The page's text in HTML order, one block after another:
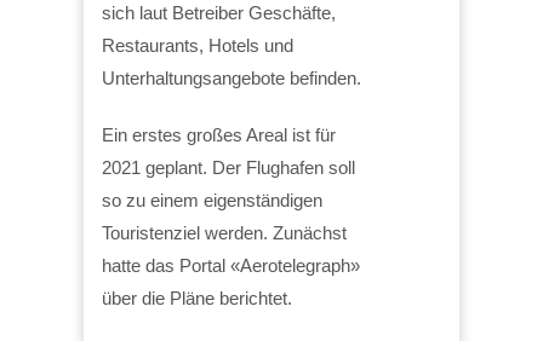
sich laut Betreiber Geschäfte,
Restaurants, Hotels und
Unterhaltungsangebote befinden.
Ein erstes großes Areal ist für
2021 geplant. Der Flughafen soll
so zu einem eigenständigen
Touristenziel werden. Zunächst
hatte das Portal «Aerotelegraph»
über die Pläne berichtet.